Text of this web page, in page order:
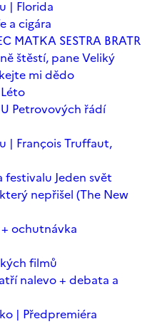
| Florida
a cigára
MATKA SESTRA BRATR
štěstí, pane Veliký
mi dědo
U Petrovových řádí
| François Truffaut,
Jeden svět
nepřišel (The New
+ ochutnávka
filmů
nalevo + debata a
| Předpremiéra